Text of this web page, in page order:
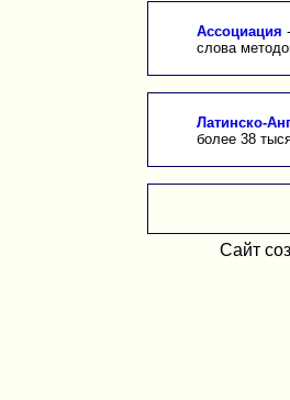
Ассоциация
слова
Латинско-
более 38
Сайт